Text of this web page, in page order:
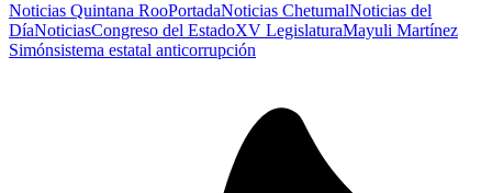
Noticias Quintana RooPortadaNoticias ChetumalNoticias del
DíaNoticiasCongreso del EstadoXV LegislaturaMayuli Martínez
Simónsistema estatal anticorrupción